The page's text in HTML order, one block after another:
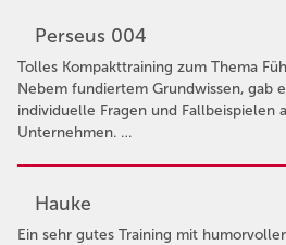
Perseus 004
Tolles Kompakttraining zum Thema
Nebem fundiertem Grundwissen, gab
individuelle Fragen und Fallbeispielen
Unternehmen. …
Hauke
Ein sehr gutes Training mit